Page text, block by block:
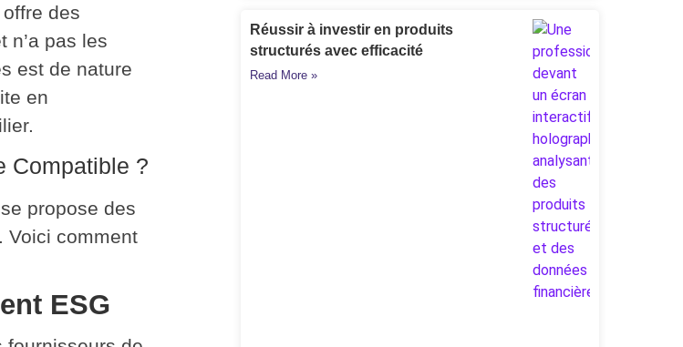
des
n’a pas les
est de nature
en
Compatible ?
propose des
Voici comment
ESG
Réussir à investir en produits
structurés avec efficacité
Read More »